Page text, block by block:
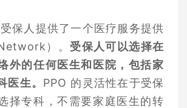
保人提供了一个医疗服务提供
）。 受保人可以选择在
外的任何医生和医院，包括家
医生。 PPO 的灵活性在于受保
择专科，不需要家庭医生的转